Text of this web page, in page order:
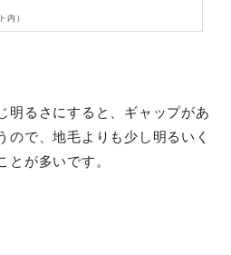
のみの美容室】代表 渡辺真一 地毛
内）
明るさにすると、ギャップがあ
ので、地毛よりも少し明るいく
とが多いです。